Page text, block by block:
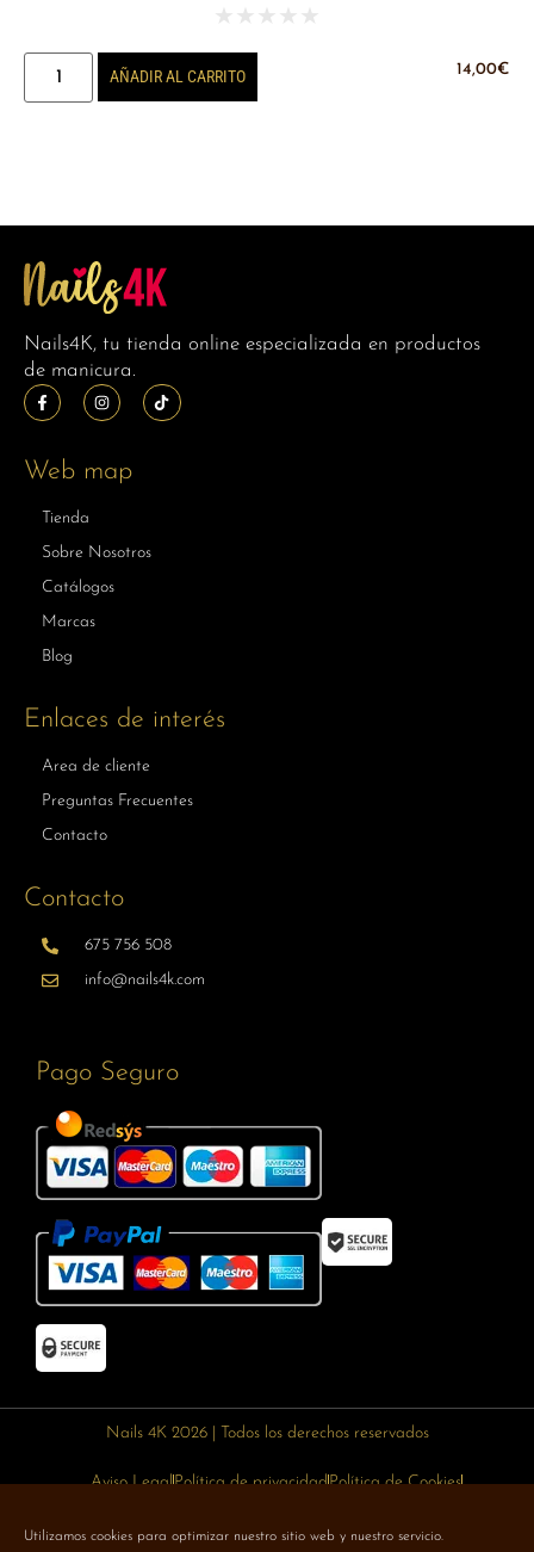
Utilizamos cookies para optimizar nuestro sitio web y nuestro servicio.
★ ★ ★ ★ ★
14,00€
AÑADIR AL CARRITO
Nails4K, tu tienda online especializada en productos
de manicura.
Web map
Tienda
Sobre Nosotros
Catálogos
Marcas
Blog
Enlaces de interés
Area de cliente
Preguntas Frecuentes
Contacto
Contacto
675 756 508
info@nails4k.com
Pago Seguro
Nails 4K 2026 | Todos los derechos reservados
Aviso LegalPolítica de privacidadPolítica de Cookies